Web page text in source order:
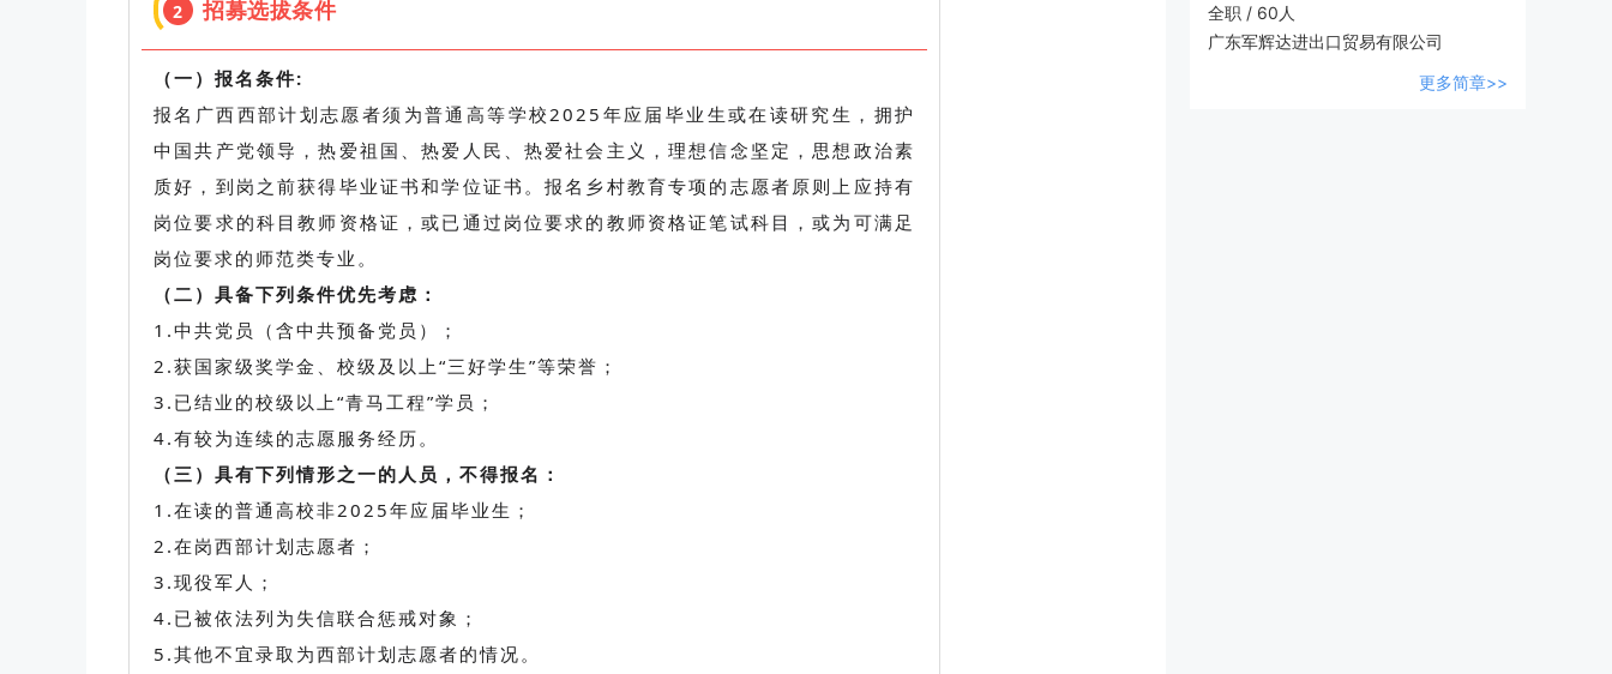
全职 / 60人
广东军辉达进出口贸易有限公司
更多简章>>
2 招募选拔条件
（一）报名条件:
报名广西西部计划志愿者须为普通高等学校2025年应届毕业生或在读研究生，拥护
中国共产党领导，热爱祖国、热爱人民、热爱社会主义，理想信念坚定，思想政治素
质好，到岗之前获得毕业证书和学位证书。报名乡村教育专项的志愿者原则上应持有
岗位要求的科目教师资格证，或已通过岗位要求的教师资格证笔试科目，或为可满足
岗位要求的师范类专业。
（二）具备下列条件优先考虑：
1.中共党员（含中共预备党员）；
2.获国家级奖学金、校级及以上“三好学生”等荣誉；
3.已结业的校级以上“青马工程”学员；
4.有较为连续的志愿服务经历。
（三）具有下列情形之一的人员，不得报名：
1.在读的普通高校非2025年应届毕业生；
2.在岗西部计划志愿者；
3.现役军人；
4.已被依法列为失信联合惩戒对象；
5.其他不宜录取为西部计划志愿者的情况。